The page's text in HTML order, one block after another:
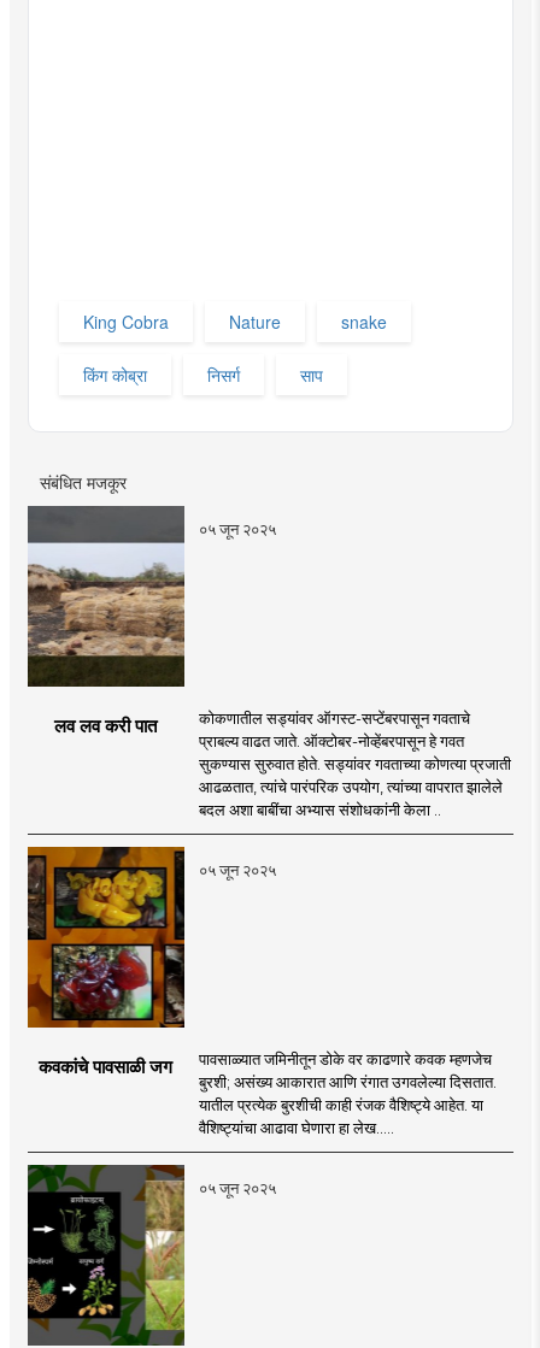
King Cobra Nature snake
किंग कोब्रा निसर्ग साप
संबंधित मजकूर
०५ जून २०२५
लव लव करी पात
कोकणातील सड्यांवर ऑगस्ट-सप्टेंबरपासून गवताचे
प्राबल्य वाढत जाते. ऑक्टोबर-नोव्हेंबरपासून हे गवत
सुकण्यास सुरुवात होते. सड्यांवर गवताच्या कोणत्या प्रजाती
आढळतात, त्यांचे पारंपरिक उपयोग, त्यांच्या वापरात झालेले
बदल अशा बाबींचा अभ्यास संशोधकांनी केला ..
०५ जून २०२५
कवकांचे पावसाळी जग
पावसाळ्यात जमिनीतून डोके वर काढणारे कवक म्हणजेच
बुरशी; असंख्य आकारात आणि रंगात उगवलेल्या दिसतात.
यातील प्रत्येक बुरशीची काही रंजक वैशिष्ट्ये आहेत. या
वैशिष्ट्यांचा आढावा घेणारा हा लेख.....
०५ जून २०२५